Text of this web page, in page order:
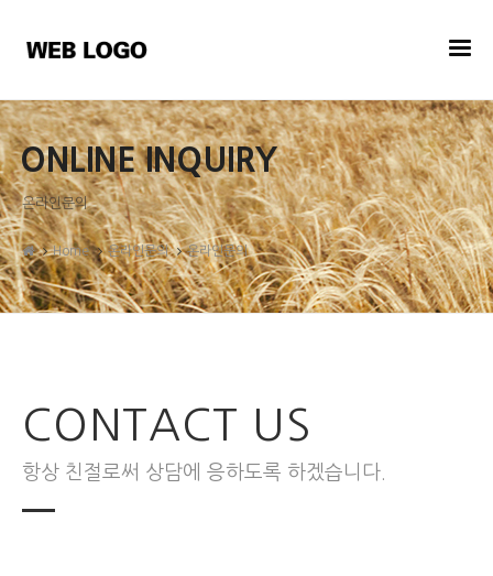
ONLINE INQUIRY
온라인문의
Home 온라인문의 온라인문의
CONTACT US
항상 친절로써 상담에 응하도록 하겠습니다.